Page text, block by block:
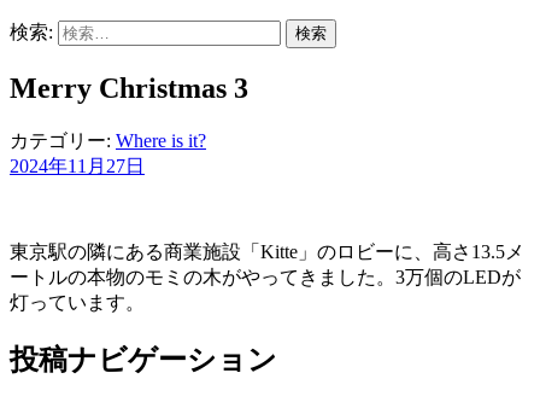
検索:
Merry Christmas 3
カテゴリー: Where is it?
2024年11月27日
東京駅の隣にある商業施設「Kitte」のロビーに、高さ13.5メ
ートルの本物のモミの木がやってきました。3万個のLEDが
灯っています。
投稿ナビゲーション